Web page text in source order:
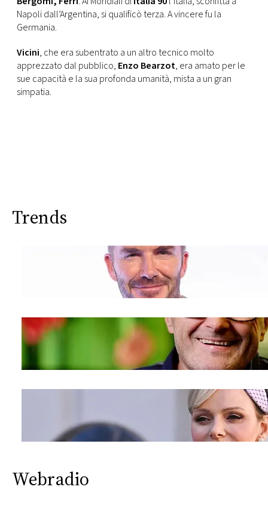
CONSIGLIA
Napoli dall’Argentina, si qualificò terza. A vincere fu la
Germania.
Vicini, che era subentrato a un altro tecnico molto
apprezzato dal pubblico, Enzo Bearzot, era amato per le
sue capacità e la sua profonda umanità, mista a un gran
simpatia.
Trends
Webradio